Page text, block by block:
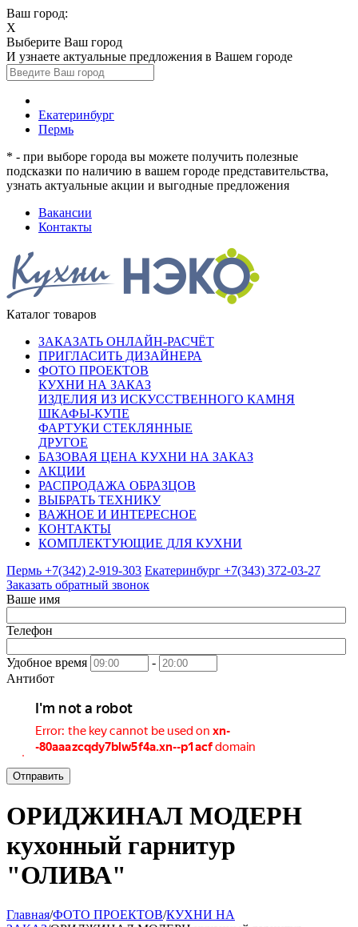
Ваш город:
X
Выберите Ваш город
И узнаете актуальные предложения в Вашем городе
Екатеринбург
Пермь
* - при выборе города вы можете получить полезные
подсказки по наличию в вашем городе представительства,
узнать актуальные акции и выгодные предложения
Вакансии
Контакты
Каталог товаров
ЗАКАЗАТЬ ОНЛАЙН-РАСЧЁТ
ПРИГЛАСИТЬ ДИЗАЙНЕРА
ФОТО ПРОЕКТОВ
КУХНИ НА ЗАКАЗ
ИЗДЕЛИЯ ИЗ ИСКУССТВЕННОГО КАМНЯ
ШКАФЫ-КУПЕ
ФАРТУКИ СТЕКЛЯННЫЕ
ДРУГОЕ
БАЗОВАЯ ЦЕНА КУХНИ НА ЗАКАЗ
АКЦИИ
РАСПРОДАЖА ОБРАЗЦОВ
ВЫБРАТЬ ТЕХНИКУ
ВАЖНОЕ И ИНТЕРЕСНОЕ
КОНТАКТЫ
КОМПЛЕКТУЮЩИЕ ДЛЯ КУХНИ
Пермь +7(342) 2-919-303 Екатеринбург +7(343) 372-03-27
Заказать обратный звонок
Ваше имя
Телефон
Удобное время
-
Антибот
Отправить
ОРИДЖИНАЛ МОДЕРН
кухонный гарнитур
"ОЛИВА"
Главная/ФОТО ПРОЕКТОВ/КУХНИ НА